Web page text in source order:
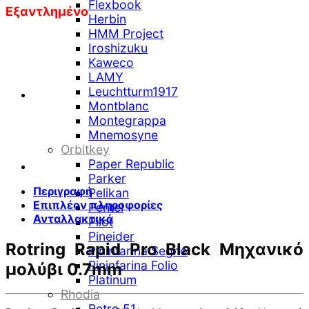
Flexbook
Herbin
HMM Project
Iroshizuku
Kaweco
LAMY
Leuchtturm1917
Montblanc
Montegrappa
Mnemosyne
Orbitkey
Paper Republic
Parker
Pelikan
Pentel
Pilot
Pineider
Pininfarina Segno
Pininfarina Folio
Platinum
Rhodia
Εξαντλημένο
Περιγραφή
Επιπλέον πληροφορίες
Ανταλλακτικά
Rotring Rapid Pro Black Μηχανικό
μολύβι 0.7mm